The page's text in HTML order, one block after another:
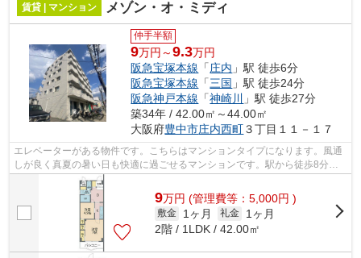
賃貸 | マンション メゾン・オ・ミディ
仲手半額
9万円～9.3万円
阪急宝塚本線 「庄内 」駅 徒歩6分
阪急宝塚本線 「三国 」駅 徒歩24分
阪急神戸本線 「神崎川
」駅 徒歩27分
築34年 / 42.00㎡～44.00㎡
大阪府豊中市庄内西町３丁目１１－１７
エレベーターがある物件です。こちらはマンションタイプになります。風通
しが良く真夏の暑い日も快適に過ごせるマンションです。駅から徒歩8分に
立地する、魅力的な駅近物件です。当社...
9万円 (管理費等：5,000円 )
敷金 1ヶ月 礼金
1ヶ月
2階 / 1LDK / 42.00㎡